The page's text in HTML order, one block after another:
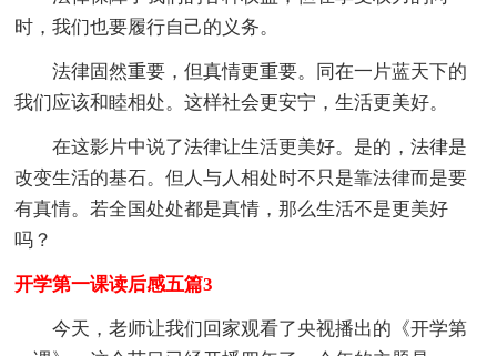
时，我们也要履行自己的义务。
法律固然重要，但真情更重要。同在一片蓝天下的
我们应该和睦相处。这样社会更安宁，生活更美好。
在这影片中说了法律让生活更美好。是的，法律是
改变生活的基石。但人与人相处时不只是靠法律而是要
有真情。若全国处处都是真情，那么生活不是更美好
吗？
开学第一课读后感五篇3
今天，老师让我们回家观看了央视播出的《开学第